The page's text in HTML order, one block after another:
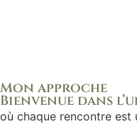
Mon approche
Bienvenue dans
où chaque rencontre est